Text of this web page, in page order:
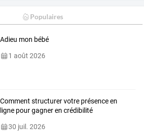
Populaires
Adieu mon bébé
1 août 2026
Comment structurer votre présence en
ligne pour gagner en crédibilité
30 juil. 2026